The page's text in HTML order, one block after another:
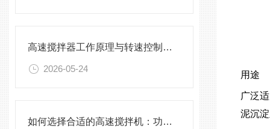
高速搅拌器工作原理与转速控制技术分析
2026-05-24
如何选择合适的高速搅拌机：功率、转速、搅拌桨叶与物料适配性分析
用途
广泛
泥沉